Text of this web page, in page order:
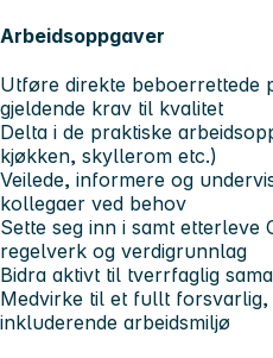
Arbeidsoppgaver
Utføre direkte beboerrettede
gjeldende krav til kvalitet
Delta i de praktiske
kjøkken, skyllerom etc.)
Veilede, informere og
kollegaer ved behov
Sette seg inn i samt etterleve
regelverk og verdigrunnlag
Bidra aktivt til tverrfaglig
Medvirke til et fullt forsvarlig,
inkluderende arbeidsmiljø